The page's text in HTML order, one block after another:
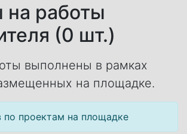
работы
(0 шт.)
выполнены в рамках
на площадке.
по проектам на площадке